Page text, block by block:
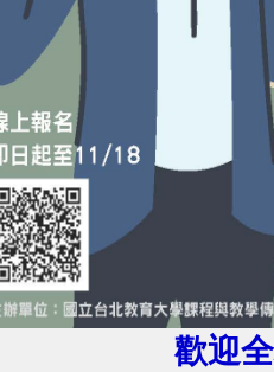
歡迎